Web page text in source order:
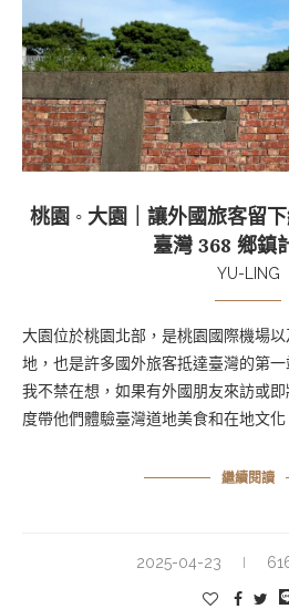
桃園 ◦ 大園｜讓外國旅客留
臺灣 368 鄉鎮
YU-LING
大園位於桃園北部，是桃園國際機場
地，也是許多國外旅客抵達臺灣的第一
我不禁在想，如果有外國朋友來訪或
度帶他們體驗臺灣道地美食和在地文化
繼續閱讀
2025-04-23